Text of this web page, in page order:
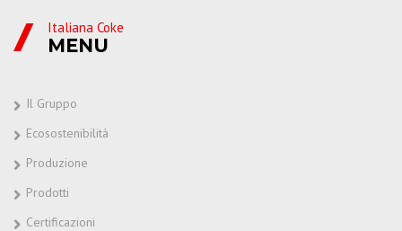
Italiana Coke
MENU
Il Gruppo
Ecosostenibilità
Produzione
Prodotti
Certificazioni